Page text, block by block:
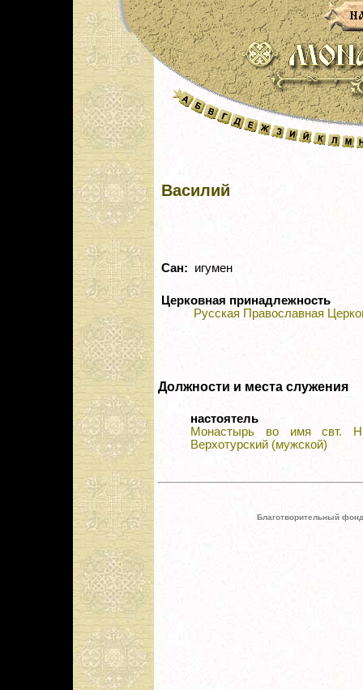
Василий
Сан: игумен
Церковная принадлежность
Русская Православная
Должности и места служения
настоятель
Монастырь во имя свт.
Верхотурский (мужской)
Благотворительный